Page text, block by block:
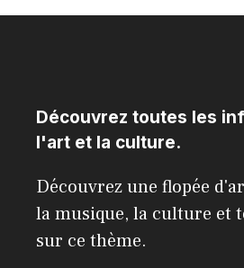
Découvrez toutes les
l'art et la culture.
Découvrez une flopée
la musique, la culture et
sur ce thème.